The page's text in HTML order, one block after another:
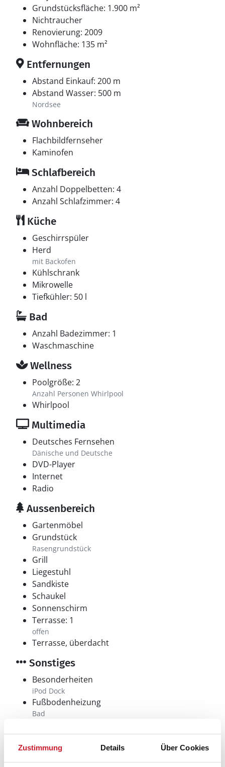
Zustimmung Details Über Cookies
Grundstücksfläche: 1.900 m²
Nichtraucher
Renovierung: 2009
Wohnfläche: 135 m²
Entfernungen
Abstand Einkauf: 200 m
Abstand Wasser: 500 m
Nordsee
Wohnbereich
Flachbildfernseher
Kaminofen
Schlafbereich
Anzahl Doppelbetten: 4
Anzahl Schlafzimmer: 4
Küche
Geschirrspüler
Herd
mit Backofen
Kühlschrank
Mikrowelle
Tiefkühler: 50 l
Bad
Anzahl Badezimmer: 1
Waschmaschine
Wellness
Poolgröße: 2
Anzahl Personen Whirlpool
Whirlpool
Multimedia
Deutsches Fernsehen
Dänische und Deutsche
DVD-Player
Internet
Radio
Aussenbereich
Gartenmöbel
Grundstück
Rasengrundstück
Grill
Liegestuhl
Sandkiste
Schaukel
Sonnenschirm
Terrasse: 1
offen
Terrasse, überdacht
Sonstiges
Besonderheiten
iPod Dock
Fußbodenheizung
Bad
Fußbodenheizung
Bad